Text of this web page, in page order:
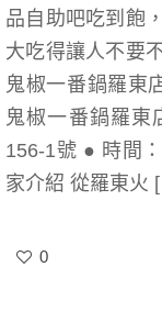
品自助吧吃到飽
大吃得讓人不要
鬼椒一番鍋羅東
鬼椒一番鍋羅東
156-1號 ● 時間
家介紹 從羅東火
0